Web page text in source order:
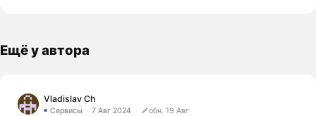
Ещё у автора
Vladislav Ch
Сервисы 7 Авг 2024 обн. 19 Авг